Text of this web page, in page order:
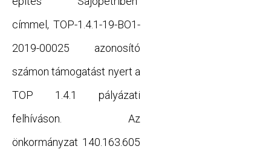
címmel, TOP-1.4.1-19-BO1-
2019-00025 azonosító
számon támogatást nyert a
TOP 1.4.1 pályázati
felhíváson. Az
önkormányzat 140.163.605